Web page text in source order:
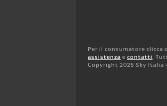
Per il consumatore clicca
assistenza e contatti.
Copyright 2025 Sky Italia